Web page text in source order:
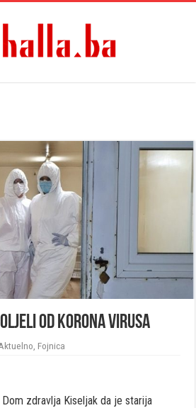
od korona virusa
Fojnica
zdravlja Kiseljak da je starija